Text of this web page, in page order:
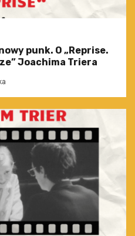
punk. O „Reprise.
Joachima Triera